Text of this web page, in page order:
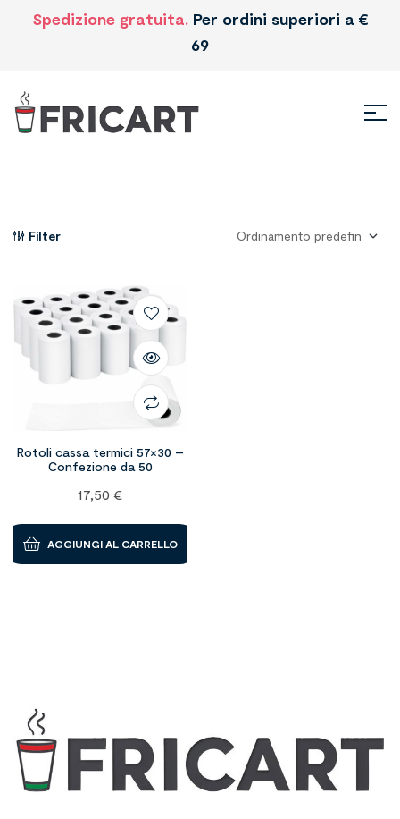
Spedizione gratuita. Per ordini superiori a €
69
Filter
Rotoli cassa termici 57×30 –
Confezione da 50
17,50 €
AGGIUNGI AL CARRELLO